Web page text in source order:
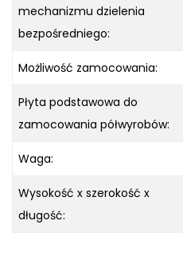
mechanizmu dzielenia
bezpośredniego:
Możliwość zamocowania:
Płyta podstawowa do
zamocowania półwyrobów:
Waga:
Wysokość x szerokość x
długość: